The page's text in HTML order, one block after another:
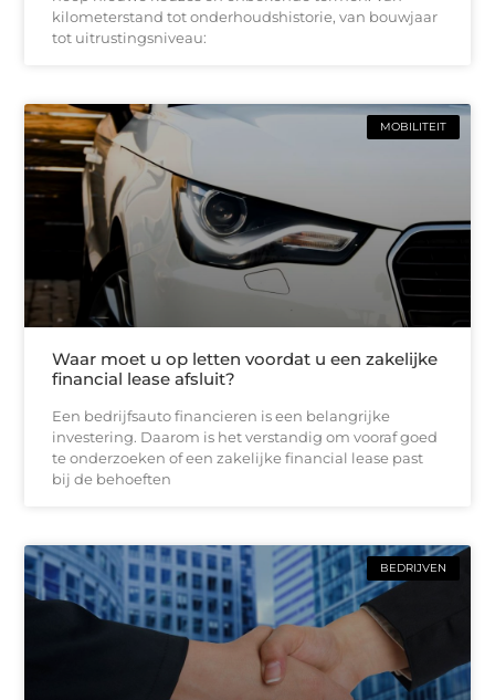
kilometerstand tot onderhoudshistorie, van bouwjaar
tot uitrustingsniveau:
MOBILITEIT
Waar moet u op letten voordat u een zakelijke
financial lease afsluit?
Een bedrijfsauto financieren is een belangrijke
investering. Daarom is het verstandig om vooraf goed
te onderzoeken of een zakelijke financial lease past
bij de behoeften
BEDRIJVEN